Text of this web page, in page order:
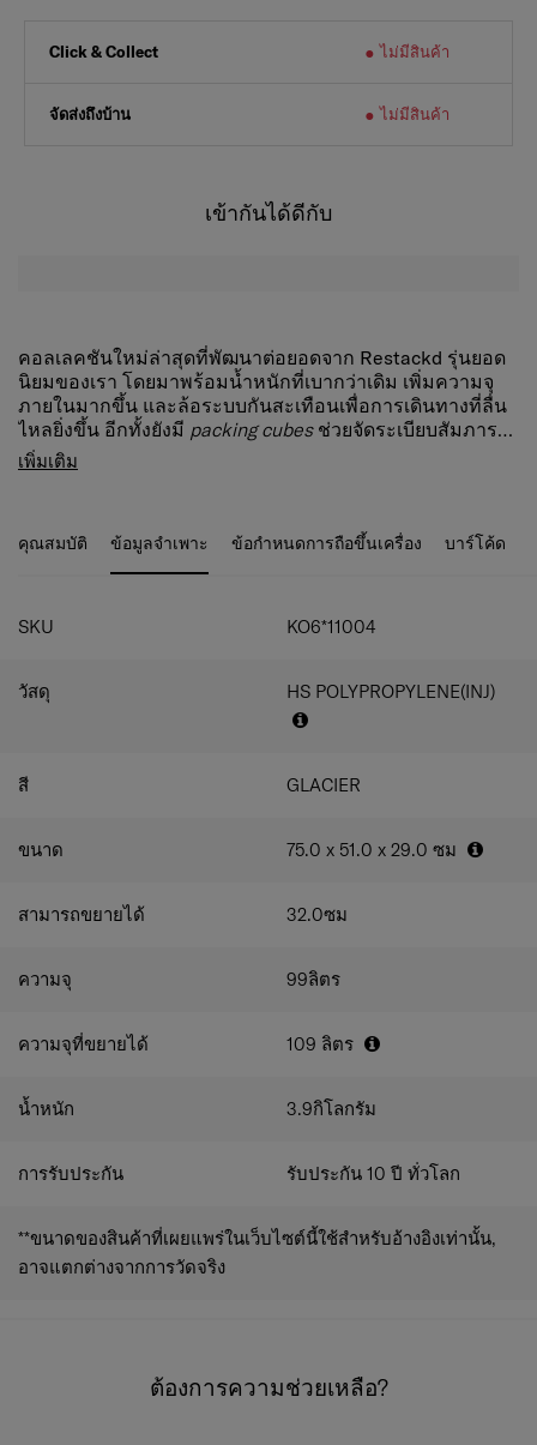
Click & Collect ไม่มีสินค้า
จัดส่งถึงบ้าน ไม่มีสินค้า
เข้ากันได้ดีกับ
คอลเลคชันใหม่ล่าสุดที่พัฒนาต่อยอดจาก Restackd รุ่นยอด
นิยมของเรา โดยมาพร้อมน้ำหนักที่เบากว่าเดิม เพิ่มความจุ
ภายในมากขึ้น และล้อระบบกันสะเทือนเพื่อการเดินทางที่ลื่น
ไหลยิ่งขึ้น อีกทั้งยังมี packing cubesช่วยจัดระเบียบสัมภาระ
ได้อย่างลงตัว โดยยังคงดีไซน์มินิมอลอันเป็นเอกลักษณ์ของซี
รีส์นี้ไว้เหมือนเดิม มีให้เลือกทั้งขนาดกระเป๋าถือขึ้นเครื่อง 2
ตัวล็อก TSA แบบฝัง
ช่องกระเป๋าหน้าสำหรับหยิบของสะดวก
แผ่นกั้นช่องสัมภาระแบบติดตาย
ความจุเพิ่มเติมเมื่อขยายซิป
เพิ่มเติม
คุณสมบัติ ข้อมูลจำเพาะ ข้อกำหนดการถือขึ้นเครื่อง บาร์โค้ด
SKU KO6*11004
วัสดุ HS POLYPROPYLENE(INJ)
สี GLACIER
ขนาด 75.0 x 51.0 x 29.0 ซม
สามารถขยายได้ 32.0ซม
ความจุ 99ลิตร
ความจุที่ขยายได้ 109 ลิตร
น้ำหนัก 3.9กิโลกรัม
การรับประกัน รับประกัน 10 ปี ทั่วโลก
**ขนาดของสินค้าที่เผยแพร่ในเว็บไซต์นี้ใช้สำหรับอ้างอิงเท่านั้น,
อาจแตกต่างจากการวัดจริง
ต้องการความช่วยเหลือ?